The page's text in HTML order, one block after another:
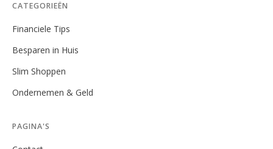
CATEGORIEËN
Financiele Tips
Besparen in Huis
Slim Shoppen
Ondernemen & Geld
PAGINA'S